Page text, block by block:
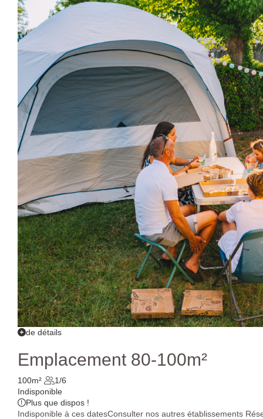
de détails
Emplacement 80-100m²
100m²
1/6
Indisponible
Plus que dispos !
Indisponible à ces datesConsulter nos autres établissements